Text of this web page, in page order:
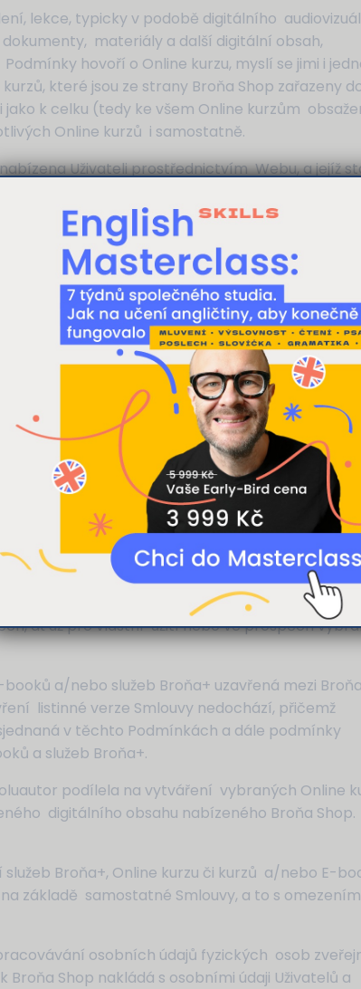
lekce, typicky v podobě digitálního
materiály a další digitální obsah,
hovoří o Online kurzu, myslí se jimi i
které jsou ze strany Broňa Shop zařazeny
k celku (tedy ke všem Online kurzům
Online kurzů i samostatně.
Uživateli prostřednictvím Webu, a jejíž
na klubové bázi po uhrazení Odměny formou
Profilu, e-mailem a formou online
jsou poskytovány po dobu trvání předplatného
obnovováním Smlouvy za podmínek
stránce https://www.seduo.cz, jejímž
kurzy či Další produkty, které jsou však pod
a služeb Broňa+, kterou Klient hradí v
Smlouva a které byla poskytnuta Licence či
služby Broňa+ a přistupuje k Online kurzům
a/nebo je Klientem osoba odlišná od
Broňa Shop Smlouvu, tedy osoba, která
ať už pro vlastní užití nebo ve prospěch
a/nebo služeb Broňa+ uzavřená mezi
listinné verze Smlouvy nedochází, přičemž
v těchto Podmínkách a dále podmínky
a služeb Broňa+.
podílela na vytváření vybraných Online
digitálního obsahu nabízeného Broňa Shop.
Broňa+, Online kurzu či kurzů a/nebo E-
základě samostatné Smlouvy, a to s
osobních údajů fyzických osob
Shop nakládá s osobními údaji Uživatelů a
stránka používá cookies
a reklam, poskytování funkcí sociálních médií a
cookie. Informace o tom, jak náš web používáte,
a analýzy. Partneři tyto údaje mohou
nebo které získali v důsledku toho, že používáte
ODMÍTNOUT